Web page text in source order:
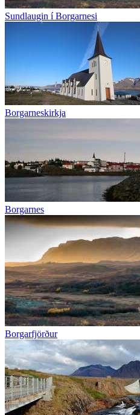
Sundlaugin í Borgarnesi
Borgarneskirkja
Borgarnes
Borgarfjörður